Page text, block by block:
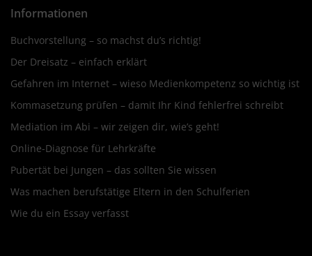
Informationen
Buchvorstellung – so machst du’s richtig!
Der Dreisatz – einfach erklärt
Gefahren im Internet – wieso Medienkompetenz so wichtig ist
Kommasetzung prüfen – damit Ihr Kind fehlerfrei schreibt
Mediation im Abi – wir zeigen dir, wie’s geht!
Online-Diagnose für Lehrkräfte
Pubertät bei Jungen – das sollten Sie wissen
Was machen berufstätige Eltern in den Schulferien
Wie du ein Essay verfasst